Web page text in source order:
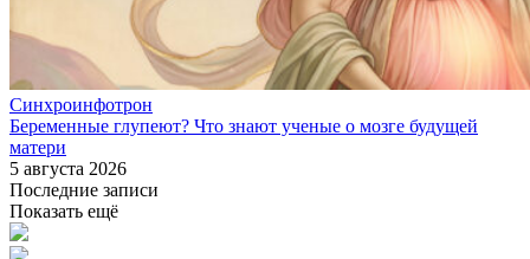
Синхроинфотрон
Беременные глупеют? Что знают ученые о мозге будущей
матери
5 августа 2026
Последние записи
Показать ещё